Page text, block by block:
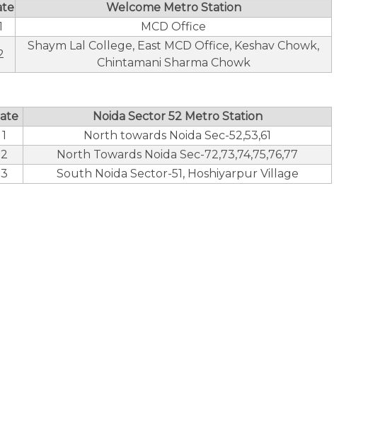
Welcome Metro Station
MCD Office
Shaym Lal College, East MCD Office, Keshav Chowk,
Chintamani Sharma Chowk
Noida Sector 52 Metro Station
1
North towards Noida Sec-52,53,61
2
North Towards Noida Sec-72,73,74,75,76,77
3
South Noida Sector-51, Hoshiyarpur Village